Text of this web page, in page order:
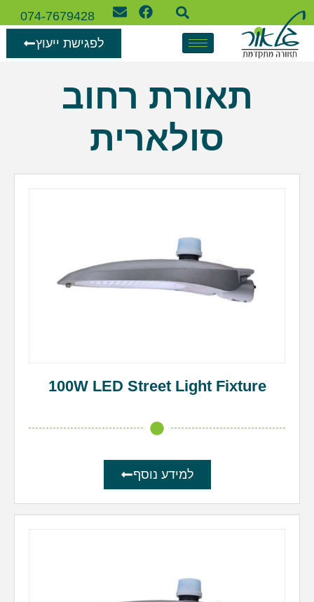
074-7679428
לפגישת ייעוץ
תאורת רחוב
סולארית
100W LED Street Light Fixture
למידע נוסף